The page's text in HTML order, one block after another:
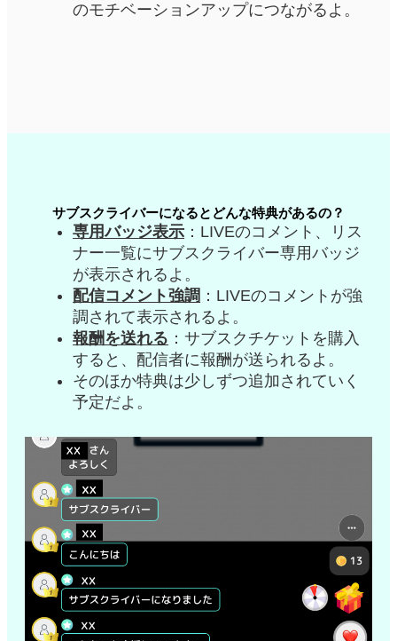
のモチベーションアップにつながるよ。
サブスクライバーになるとどんな特典があるの？​
専用バッジ表示 ：LIVEのコメント、リス
ナー一覧にサブスクライバー専用バッジ
が表示されるよ。
配信コメント強調 ：LIVEのコメントが強
調されて表示されるよ。
報酬を送れる ：サブスクチケットを購入
すると、配信者に報酬が送られるよ。
そのほか特典は少しずつ追加されていく
予定だよ。